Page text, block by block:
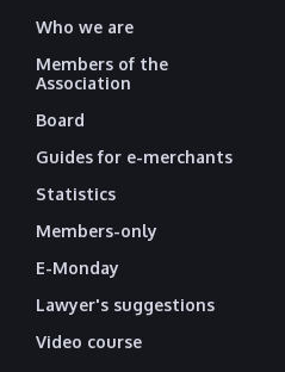
Who we are
Members of the
Association
Board
Guides for e-merchants
Statistics
Members-only
E-Monday
Lawyer's suggestions
Video course